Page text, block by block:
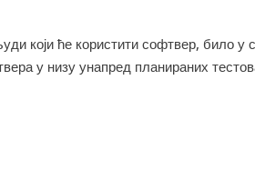
који ће користити софтвер, било у
у низу унапред планираних